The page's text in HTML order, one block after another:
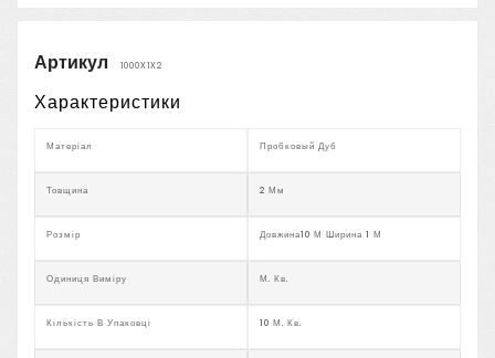
Артикул 1000X1X2
Характеристики
Матеріал Пробковый Дуб
Товщина 2 Мм
Розмір Довжина10 М Ширина 1 М
Одиниця Виміру М. Кв.
Кількість В Упаковці 10 М. Кв.